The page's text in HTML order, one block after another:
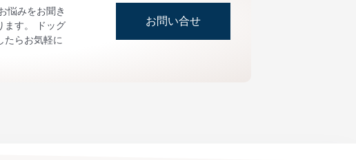
悩みをお聞き
ます。 ドッグ
たらお気軽に
お問い合せ